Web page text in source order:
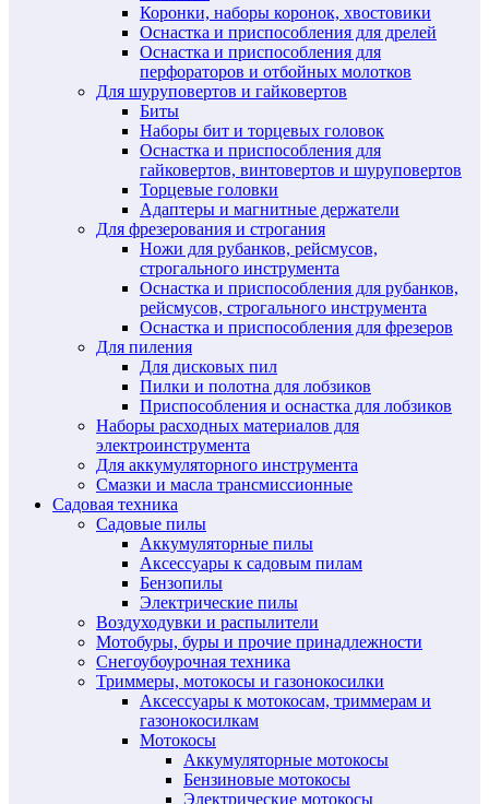
Коронки, наборы коронок, хвостовики
Оснастка и приспособления для дрелей
Оснастка и приспособления для
перфораторов и отбойных молотков
Для шуруповертов и гайковертов
Биты
Наборы бит и торцевых головок
Оснастка и приспособления для
гайковертов, винтовертов и шуруповертов
Торцевые головки
Адаптеры и магнитные держатели
Для фрезерования и строгания
Ножи для рубанков, рейсмусов,
строгального инструмента
Оснастка и приспособления для рубанков,
рейсмусов, строгального инструмента
Оснастка и приспособления для фрезеров
Для пиления
Для дисковых пил
Пилки и полотна для лобзиков
Приспособления и оснастка для лобзиков
Наборы расходных материалов для
электроинструмента
Для аккумуляторного инструмента
Смазки и масла трансмиссионные
Садовая техника
Садовые пилы
Аккумуляторные пилы
Аксессуары к садовым пилам
Бензопилы
Электрические пилы
Воздуходувки и распылители
Мотобуры, буры и прочие принадлежности
Снегоубоурочная техника
Триммеры, мотокосы и газонокосилки
Аксессуары к мотокосам, триммерам и
газонокосилкам
Мотокосы
Аккумуляторные мотокосы
Бензиновые мотокосы
Электрические мотокосы